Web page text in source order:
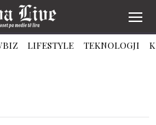
LIFESTYLE TEKNOLOGJI